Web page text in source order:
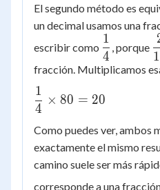
El segundo método es
un decimal usamos una
escribir como \dfrac{1}
{4}
4
1
, porque
fracción. Multiplicamos
\dfrac{1}
{4}
\times 80
= 20
4
1
× 80 = 20
Como puedes ver, ambos
exactamente el mismo
camino suele ser más
corresponde a una